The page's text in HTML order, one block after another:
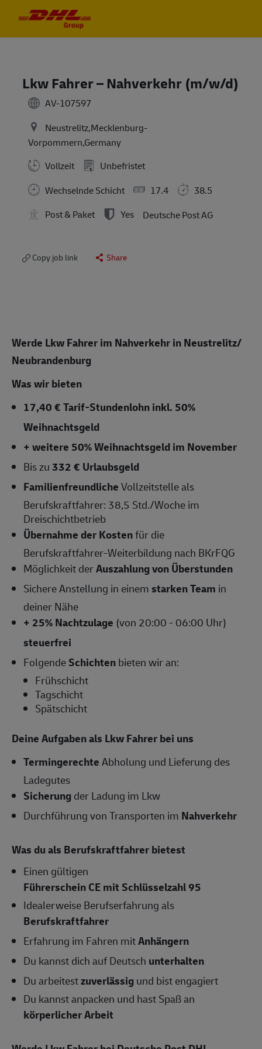
Lkw Fahrer – Nahverkehr (m/w/d)
AV-107597
Neustrelitz,Mecklenburg-
Vorpommern,Germany
Vollzeit
Unbefristet
Wechselnde Schicht
17.4
38.5
Post & Paket
Yes Deutsche Post AG
Copy job link Share
Werde Lkw Fahrer im Nahverkehr in Neustrelitz/
Neubrandenburg
Was wir bieten
17,40 € Tarif-Stundenlohn inkl. 50%
Weihnachtsgeld
+ weitere 50% Weihnachtsgeld im November
Bis zu332 € Urlaubsgeld
FamilienfreundlicheVollzeitstelle als
Berufskraftfahrer: 38,5 Std./Woche im
Dreischichtbetrieb
Übernahme der Kostenfür die
Berufskraftfahrer-Weiterbildung nach BKrFQG
Möglichkeit derAuszahlung von Überstunden
Sichere Anstellung in einemstarken Team in
deiner Nähe
+ 25% Nachtzulage (von 20:00 - 06:00 Uhr)
steuerfrei
FolgendeSchichtenbieten wir an:
Frühschicht
Tagschicht
Spätschicht
Deine Aufgaben als Lkw Fahrer bei uns
TermingerechteAbholung und Lieferung des
Ladegutes
Sicherungder Ladung im Lkw
Durchführung von Transporten im Nahverkehr
Was du als Berufskraftfahrer bietest
Einen gültigen
Führerschein CE mit Schlüsselzahl 95
Idealerweise Berufserfahrung als
Berufskraftfahrer
Erfahrung im Fahren mitAnhängern
Du kannst dich auf Deutsch unterhalten
Du arbeitestzuverlässigund bist engagiert
Du kannst anpacken und hast Spaß an
körperlicher Arbeit